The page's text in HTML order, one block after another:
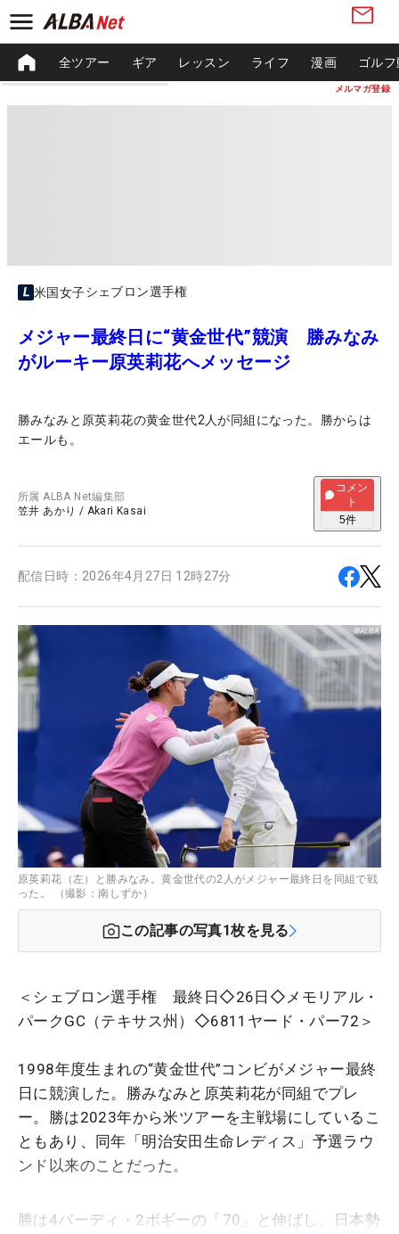
メルマガ登録
全ツアー ギア レッスン ライフ 漫画 ゴル
米国女子シェブロン選手権
メジャー最終日に“黄金世代”競演 勝みなみ
がルーキー原英莉花へメッセージ
勝みなみと原英莉花の黄金世代2人が同組になった。勝からは
エールも。
所属ALBA Net編集部
笠井 あかり / Akari Kasai
コメン
ト
5件
配信日時： 2026年4月27日 12時27分
原英莉花（左）と勝みなみ。黄金世代の2人がメジャー最終日を同組で戦
った。 （撮影：南しずか）
この記事の写真1枚を見る
＜シェブロン選手権 最終日◇26日◇メモリアル・
パークGC（テキサス州）◇6811ヤード・パー72＞
1998年度生まれの“黄金世代”コンビがメジャー最終
日に競演した。勝みなみと原英莉花が同組でプレ
ー。勝は2023年から米ツアーを主戦場にしているこ
ともあり、同年「明治安田生命レディス」予選ラウ
ンド以来のことだった。
勝は4バーディ・2ボギーの「70」と伸ばし、日本勢